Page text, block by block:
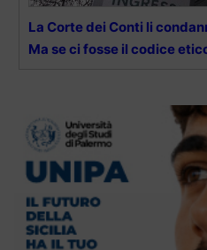
La Corte dei Conti li
Ma se ci fosse il codice